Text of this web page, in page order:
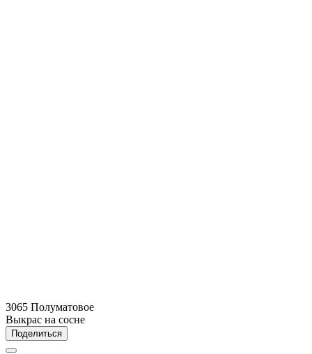
3065 Полуматовое
Выкрас на сосне
Поделиться